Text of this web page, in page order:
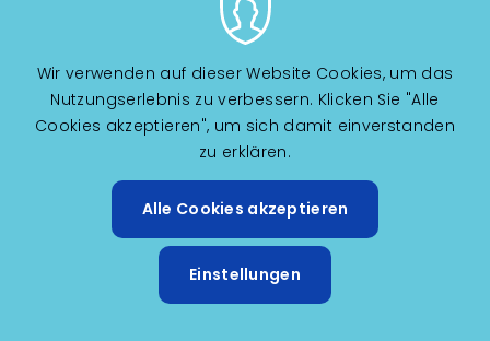
Image
Wir verwenden auf dieser Website Cookies, um das
Nutzungserlebnis zu verbessern. Klicken Sie "Alle
Cookies akzeptieren", um sich damit einverstanden
zu erklären.
Alle Cookies akzeptieren
Einstellungen